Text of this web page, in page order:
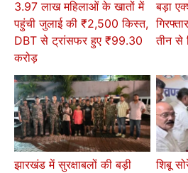
3.97 लाख महिलाओं के खातों में
पहुंची जुलाई की ₹2,500 किस्त,
DBT से ट्रांसफर हुए ₹99.30
करोड़
बड़ा
तीन से
झारखंड में सुरक्षाबलों की बड़ी
शिबू